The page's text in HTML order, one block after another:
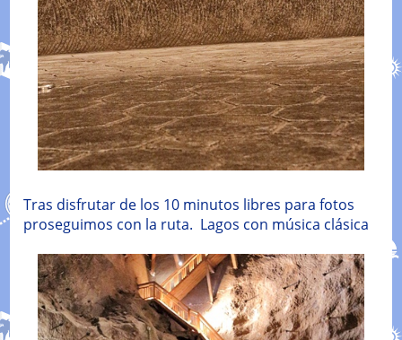
Tras disfrutar de los 10 minutos libres para fotos
proseguimos con la ruta. Lagos con música clásica